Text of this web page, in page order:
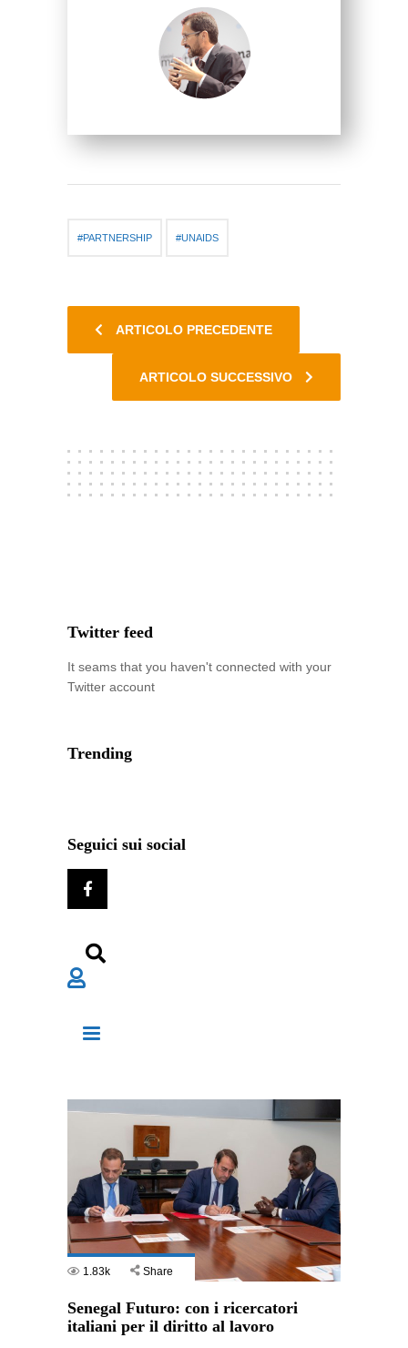
PARTNERSHIP UNAIDS
ARTICOLO PRECEDENTE
ARTICOLO SUCCESSIVO
Twitter feed
It seams that you haven't connected with your
Twitter account
Trending
Seguici sui social
1.83k Share
Senegal Futuro: con i ricercatori
italiani per il diritto al lavoro